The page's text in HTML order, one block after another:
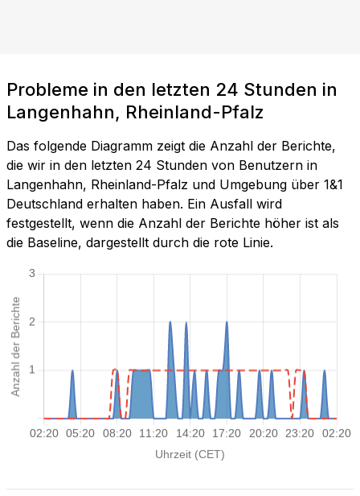
Probleme in den letzten 24 Stunden in
Langenhahn, Rheinland-Pfalz
Das folgende Diagramm zeigt die Anzahl der Berichte,
die wir in den letzten 24 Stunden von Benutzern in
Langenhahn, Rheinland-Pfalz und Umgebung über 1&1
Deutschland erhalten haben. Ein Ausfall wird
festgestellt, wenn die Anzahl der Berichte höher ist als
die Baseline, dargestellt durch die rote Linie.